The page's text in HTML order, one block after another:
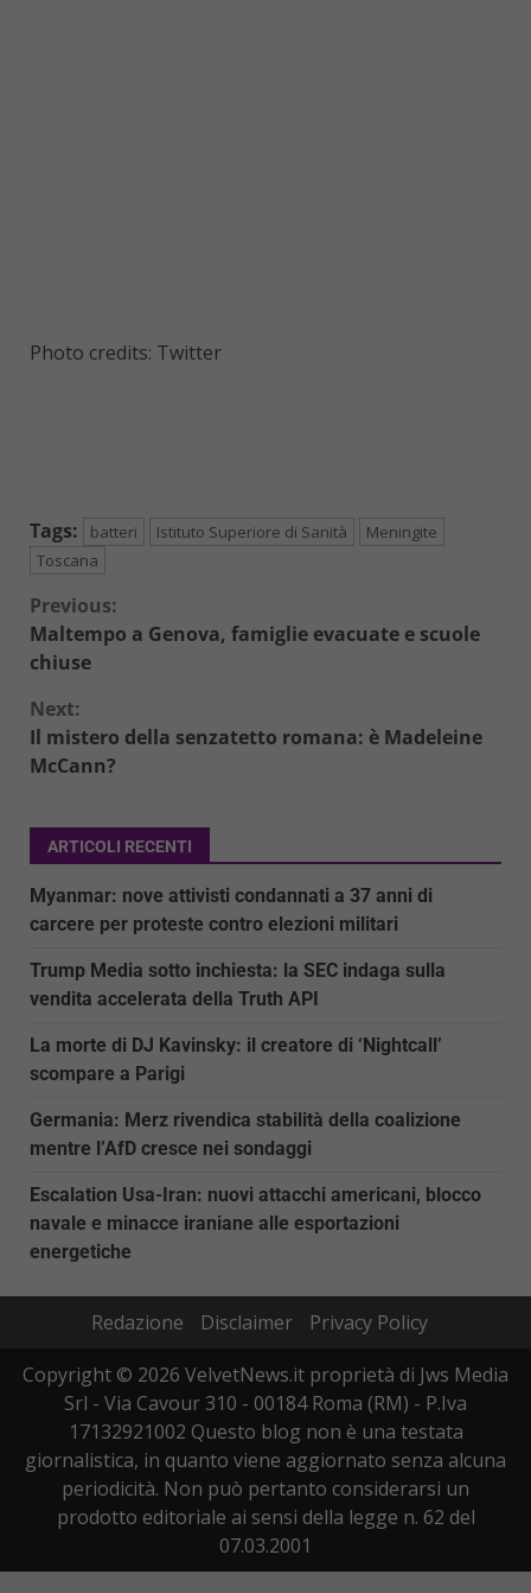
Photo credits: Twitter
Tags: batteri Istituto Superiore di Sanità
Meningite
Toscana
Continue
Reading
Previous:
Maltempo a Genova, famiglie evacuate e scuole
chiuse
Next:
Il mistero della senzatetto romana: è Madeleine
McCann?
ARTICOLI RECENTI
Myanmar: nove attivisti condannati a 37 anni di
carcere per proteste contro elezioni militari
Trump Media sotto inchiesta: la SEC indaga sulla
vendita accelerata della Truth API
La morte di DJ Kavinsky: il creatore di ‘Nightcall’
scompare a Parigi
Germania: Merz rivendica stabilità della coalizione
mentre l’AfD cresce nei sondaggi
Escalation Usa-Iran: nuovi attacchi americani, blocco
navale e minacce iraniane alle esportazioni
energetiche
Redazione Disclaimer
Privacy Policy
Copyright © 2026 VelvetNews.it proprietà di Jws Media
Srl - Via Cavour 310 - 00184 Roma (RM) - P.Iva
17132921002 Questo blog non è una testata
giornalistica, in quanto viene aggiornato senza alcuna
periodicità. Non può pertanto considerarsi un
prodotto editoriale ai sensi della legge n. 62 del
07.03.2001